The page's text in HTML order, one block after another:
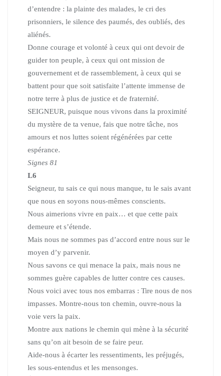
d’entendre : la plainte des malades, le cri des
prisonniers, le silence des paumés, des oubliés, des
aliénés.
Donne courage et volonté à ceux qui ont devoir de
guider ton peuple, à ceux qui ont mission de
gouvernement et de rassemblement, à ceux qui se
battent pour que soit satisfaite l’attente immense de
notre terre à plus de justice et de fraternité.
SEIGNEUR, puisque nous vivons dans la proximité
du mystère de ta venue, fais que notre tâche, nos
amours et nos luttes soient régénérées par cette
espérance.
Signes 81
L6
Seigneur, tu sais ce qui nous manque, tu le sais avant
que nous en soyons nous-mêmes conscients.
Nous aimerions vivre en paix… et que cette paix
demeure et s’étende.
Mais nous ne sommes pas d’accord entre nous sur le
moyen d’y parvenir.
Nous savons ce qui menace la paix, mais nous ne
sommes guère capables de lutter contre ces causes.
Nous voici avec tous nos embarras : Tire nous de nos
impasses. Montre-nous ton chemin, ouvre-nous la
voie vers la paix.
Montre aux nations le chemin qui mène à la sécurité
sans qu’on ait besoin de se faire peur.
Aide-nous à écarter les ressentiments, les préjugés,
les sous-entendus et les mensonges.